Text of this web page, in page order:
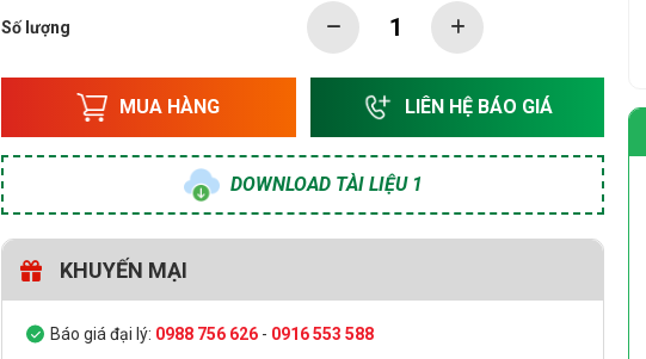
Số lượng
MUA HÀNG LIÊN HỆ BÁO GIÁ
DOWNLOAD TÀI LIỆU 1
KHUYẾN MẠI
Báo giá đại lý: 0988 756 626 - 0916 553 588